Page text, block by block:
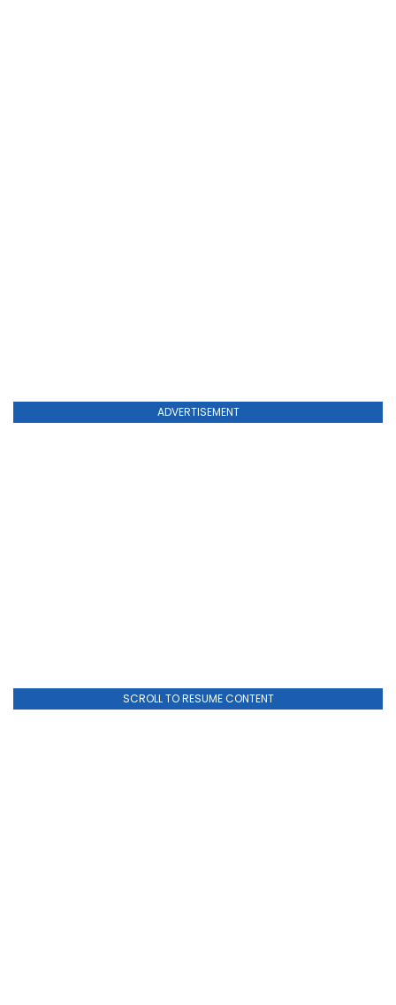
ADVERTISEMENT
SCROLL TO RESUME CONTENT